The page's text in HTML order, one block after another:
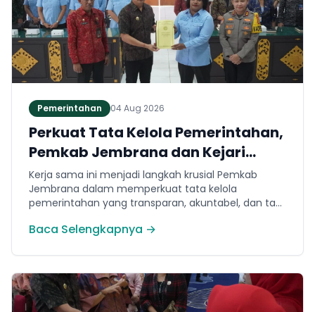
Pemerintahan 04 Aug 2026
Perkuat Tata Kelola Pemerintahan,
Pemkab Jembrana dan Kejari
Jembrana Sepakati Kerja Sama
Hukum Datun
Kerja sama ini menjadi langkah krusial Pemkab
Jembrana dalam memperkuat tata kelola
pemerintahan yang transparan, akuntabel, dan taat
mencakup tiga domain utama, yakni pemberian
tindakan hukum lainnya.
Baca Selengkapnya →